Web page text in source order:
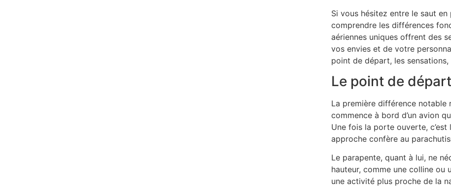
Si vous hésitez entre le saut en
comprendre les différences
aériennes uniques offrent des
vos envies et de votre
point de départ, les
Le point de
La première différence notable
commence à bord d’un avion
Une fois la porte ouverte,
approche confère au
Le parapente, quant à lui, ne
hauteur, comme une colline ou
une activité plus proche de la